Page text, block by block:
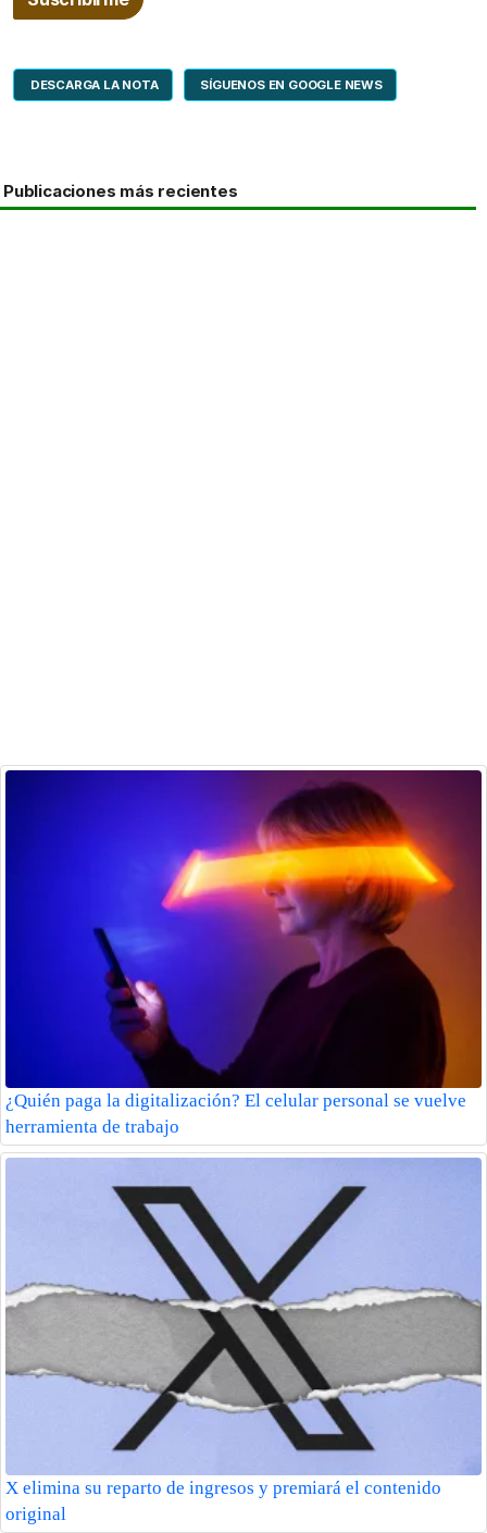
DESCARGA LA NOTA SÍGUENOS EN GOOGLE NEWS
Publicaciones más recientes
¿Quién paga la digitalización? El celular personal se vuelve
herramienta de trabajo
X elimina su reparto de ingresos y premiará el contenido
original